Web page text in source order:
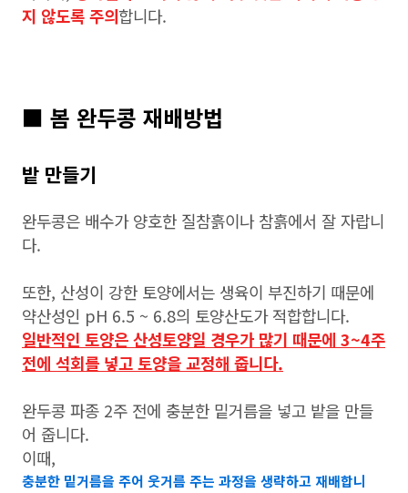
지 않도록 주의합니다.
■ 봄 완두콩 재배방법
밭 만들기
완두콩은 배수가 양호한 질참흙이나 참흙에서 잘 자랍니
다.
또한, 산성이 강한 토양에서는 생육이 부진하기 때문에
약산성인 pH 6.5 ~ 6.8의 토양산도가 적합합니다.
일반적인 토양은 산성토양일 경우가 많기 때문에 3~4주
전에 석회를 넣고 토양을 교정해 줍니다.
완두콩 파종 2주 전에 충분한 밑거름을 넣고 밭을 만들
어 줍니다.
이때,
충분한 밑거름을 주어 웃거름 주는 과정을 생략하고 재배합니